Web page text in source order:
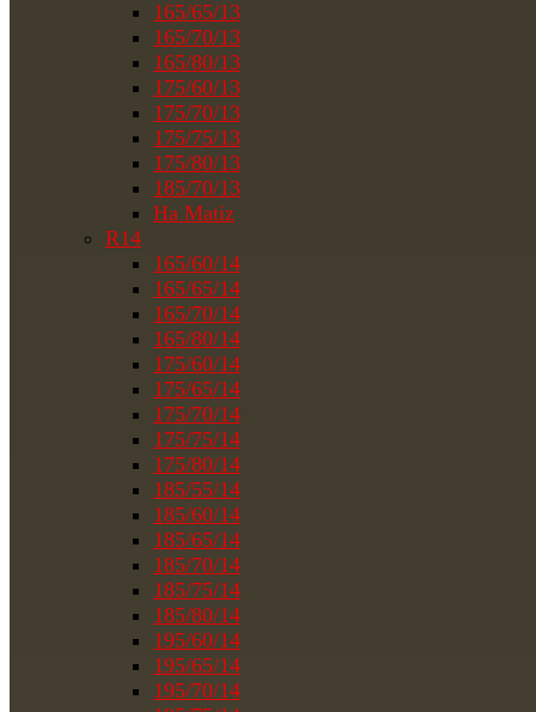
165/65/13
165/70/13
165/80/13
175/60/13
175/70/13
175/75/13
175/80/13
185/70/13
На Matiz
R14
165/60/14
165/65/14
165/70/14
165/80/14
175/60/14
175/65/14
175/70/14
175/75/14
175/80/14
185/55/14
185/60/14
185/65/14
185/70/14
185/75/14
185/80/14
195/60/14
195/65/14
195/70/14